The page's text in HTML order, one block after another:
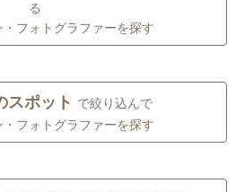
る
フォトグラファーを探す
スポット で絞り込んで
フォトグラファーを探す